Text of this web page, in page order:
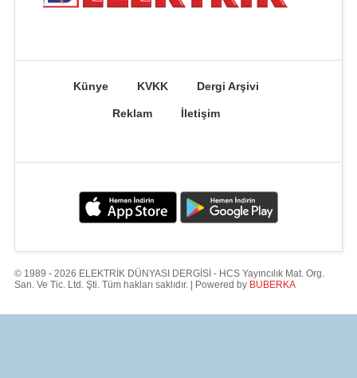
Künye KVKK Dergi Arşivi
Reklam İletişim
© 1989 - 2026 ELEKTRİK DÜNYASI DERGİSİ - HCS Yayıncılık Mat. Org.
San. Ve Tic. Ltd. Şti. Tüm hakları saklıdır. | Powered by BUBERKA